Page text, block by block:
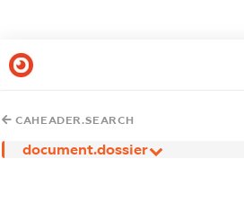
CAHEADER.SEARCH
document.dossier